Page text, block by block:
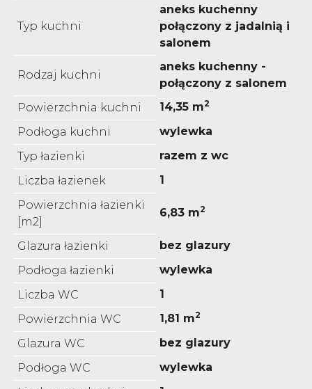
Typ kuchni
aneks kuchenny
połączony z jadalnią i
salonem
Rodzaj kuchni
aneks kuchenny -
połączony z salonem
Powierzchnia kuchni
14,35 m2
Podłoga kuchni
wylewka
Typ łazienki
razem z wc
Liczba łazienek
1
Powierzchnia łazienki
[m2]
6,83 m2
Glazura łazienki
bez glazury
Podłoga łazienki
wylewka
Liczba WC
1
Powierzchnia WC
1,81 m2
Glazura WC
bez glazury
Podłoga WC
wylewka